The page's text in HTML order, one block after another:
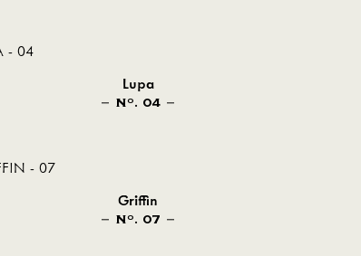
Lupa
NO . 04
Griffin
NO . 07